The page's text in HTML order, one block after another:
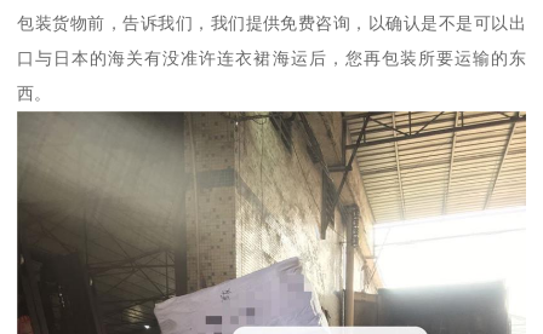
包装货物前，告诉我们，我们提供免费咨询，以确认是不是可以出
口与日本的海关有没准许连衣裙海运后，您再包装所要运输的东
西。